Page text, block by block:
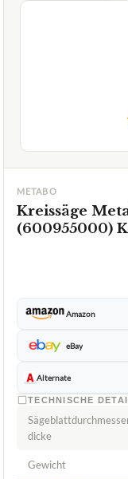
METABO
Kreissäge
(600955000)
Amazon
eBay
Alternate
TECHNISCHE
dicke
Gewicht